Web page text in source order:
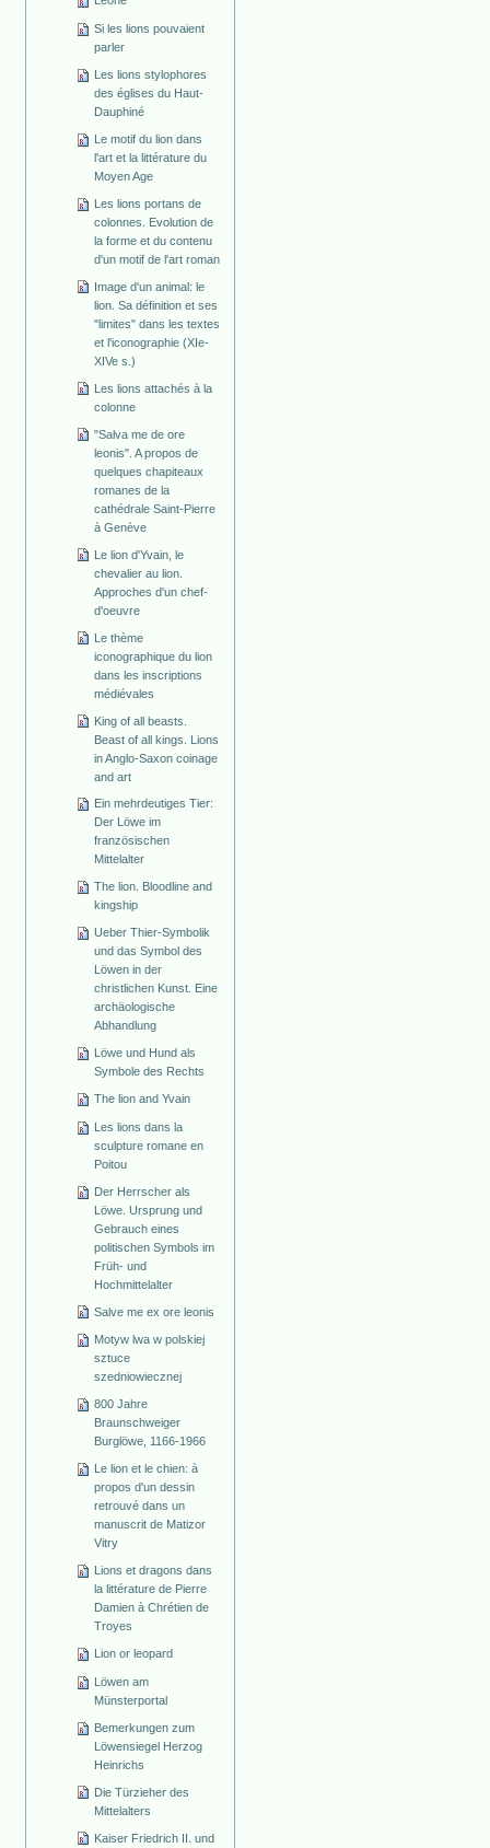
Si les lions pouvaient
parler
Les lions stylophores
des églises du Haut-
Dauphiné
Le motif du lion dans
l'art et la littérature du
Moyen Age
Les lions portans de
colonnes. Evolution de
la forme et du contenu
d'un motif de l'art roman
Image d'un animal: le
lion. Sa définition et ses
"limites" dans les textes
et l'iconographie (XIe-
XIVe s.)
Les lions attachés à la
colonne
"Salva me de ore
leonis". A propos de
quelques chapiteaux
romanes de la
cathédrale Saint-Pierre
à Genève
Le lion d'Yvain, le
chevalier au lion.
Approches d'un chef-
d'oeuvre
Le thème
iconographique du lion
dans les inscriptions
médiévales
King of all beasts.
Beast of all kings. Lions
in Anglo-Saxon coinage
and art
Ein mehrdeutiges Tier:
Der Löwe im
französischen
Mittelalter
The lion. Bloodline and
kingship
Ueber Thier-Symbolik
und das Symbol des
Löwen in der
christlichen Kunst. Eine
archäologische
Abhandlung
Löwe und Hund als
Symbole des Rechts
The lion and Yvain
Les lions dans la
sculpture romane en
Poitou
Der Herrscher als
Löwe. Ursprung und
Gebrauch eines
politischen Symbols im
Früh- und
Hochmittelalter
Salve me ex ore leonis
Motyw lwa w polskiej
sztuce
szedniowiecznej
800 Jahre
Braunschweiger
Burglöwe, 1166-1966
Le lion et le chien: à
propos d'un dessin
retrouvé dans un
manuscrit de Matizor
Vitry
Lions et dragons dans
la littérature de Pierre
Damien à Chrétien de
Troyes
Lion or leopard
Löwen am
Münsterportal
Bemerkungen zum
Löwensiegel Herzog
Heinrichs
Die Türzieher des
Mittelalters
Kaiser Friedrich II. und